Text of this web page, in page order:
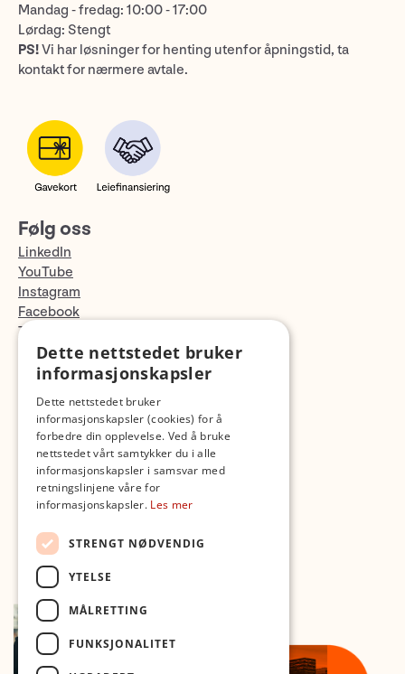
Mandag - fredag: 10:00 - 17:00
Lørdag: Stengt
PS!Vi har løsninger for henting utenfor åpningstid, ta
kontakt for nærmere avtale.
Følg oss
LinkedIn
YouTube
Instagram
Facebook
TikTok
Fotopodden
Dette nettstedet bruker
informasjonskapsler
Dette nettstedet bruker
informasjonskapsler (cookies) for å
forbedre din opplevelse. Ved å bruke
nettstedet vårt samtykker du i alle
informasjonskapsler i samsvar med
retningslinjene våre for
informasjonskapsler. Les mer
STRENGT NØDVENDIG
YTELSE
MÅLRETTING
FUNKSJONALITET